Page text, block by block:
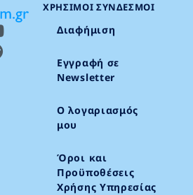
ΧΡΉΣΙΜΟΙ ΣΎΝΔΕΣΜΟΙ
Διαφήμιση
Εγγραφή σε
Newsletter
Ο λογαριασμός
μου
Όροι και
Προϋποθέσεις
Χρήσης Υπηρεσίας